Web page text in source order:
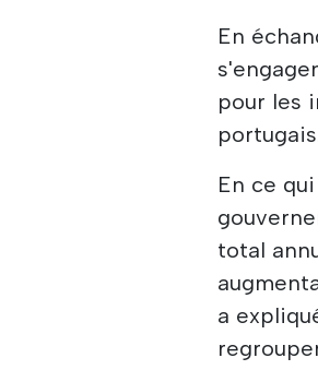
En
pour les
En ce
total
a